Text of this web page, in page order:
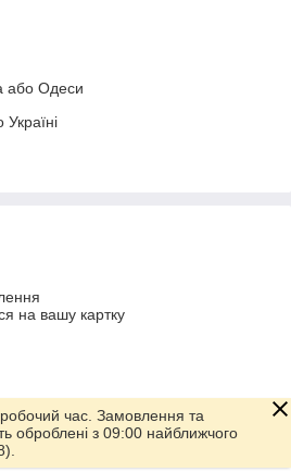
або Одеси
на вашу картку
Visa, Mastercard - LiqPay
час. Замовлення та
оброблені з 09:00 найближчого